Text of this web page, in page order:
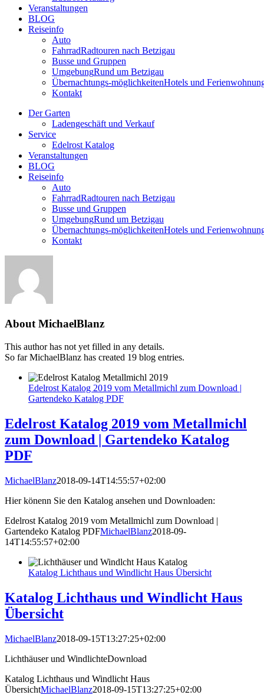
Veranstaltungen
BLOG
Reiseinfo
Auto
FahrradRadtouren nach Betzigau
Busse und Gruppen
UmgebungRund um Betzigau
Übernachtungs-möglichkeitenHotels und
Kontakt
Der Garten
Ladengeschäft und Verkauf
Service
Edelrost Katalog
Veranstaltungen
BLOG
Reiseinfo
Auto
FahrradRadtouren nach Betzigau
Busse und Gruppen
UmgebungRund um Betzigau
Übernachtungs-möglichkeitenHotels und
Kontakt
About MichaelBlanz
This author has not yet filled in any details.
So far MichaelBlanz has created 19 blog entries.
Edelrost Katalog 2019 vom Metallmichl zum Download |
Gartendeko Katalog PDF
Edelrost Katalog 2019 vom Metallmichl
zum Download | Gartendeko Katalog
PDF
MichaelBlanz2018-09-14T14:55:57+02:00
Hier könenn Sie den Katalog ansehen und Downloaden:
Edelrost Katalog 2019 vom Metallmichl zum Download |
Gartendeko Katalog PDFMichaelBlanz2018-09-
14T14:55:57+02:00
Katalog Lichthaus und Windlicht Haus Übersicht
Katalog Lichthaus und Windlicht Haus
Übersicht
MichaelBlanz2018-09-15T13:27:25+02:00
Lichthäuser und WindlichteDownload
Katalog Lichthaus und Windlicht Haus
ÜbersichtMichaelBlanz2018-09-15T13:27:25+02:00